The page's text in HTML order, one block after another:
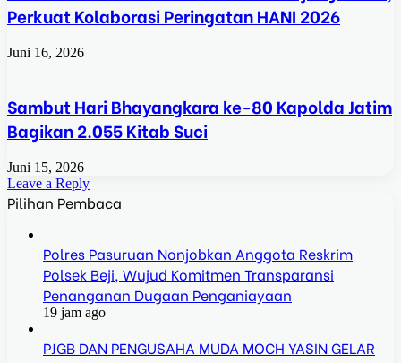
Perkuat Kolaborasi Peringatan HANI 2026
Juni 16, 2026
Sambut Hari Bhayangkara ke-80 Kapolda Jatim
Bagikan 2.055 Kitab Suci
Juni 15, 2026
Leave a Reply
Pilihan Pembaca
Polres Pasuruan Nonjobkan Anggota Reskrim
Polsek Beji, Wujud Komitmen Transparansi
Penanganan Dugaan Penganiayaan
19 jam ago
PJGB DAN PENGUSAHA MUDA MOCH YASIN GELAR